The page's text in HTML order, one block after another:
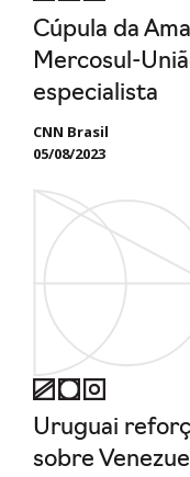
Cúpula da
Mercosul-
especialista
CNN Brasil
05/08/2023
Uruguai
sobre